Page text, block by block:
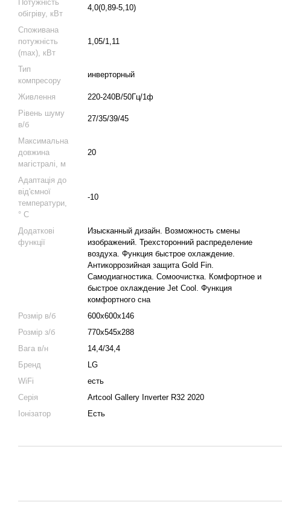
Потужність
обігріву, кВт
4,0(0,89-5,10)
Споживана
потужність
(max), кВт
1,05/1,11
Тип
компресору
инверторный
Живлення
220-240В/50Гц/1ф
Рівень шуму
в/б
27/35/39/45
Максимальна
довжина
магістралі, м
20
Адаптація до
від'ємної
температури,
° C
-10
Додаткові
функції
Изысканный дизайн. Возможность смены
изображений. Трехсторонний распределение
воздуха. Функция быстрое охлаждение.
Антикоррозийная защита Gold Fin.
Самодиагностика. Сомоочистка. Комфортное и
быстрое охлаждение Jet Cool. Функция
комфортного сна
Розмір в/б
600х600х146
Розмір з/б
770х545х288
Вага в/н
14,4/34,4
Бренд
LG
WiFi
есть
Серія
Artcool Gallery Inverter R32 2020
Іонізатор
Есть